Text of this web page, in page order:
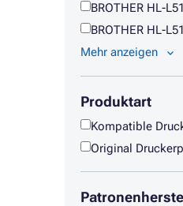
BROTHER HL-
BROTHER HL-
Mehr anzeigen
Produktart
Kompatible
Original